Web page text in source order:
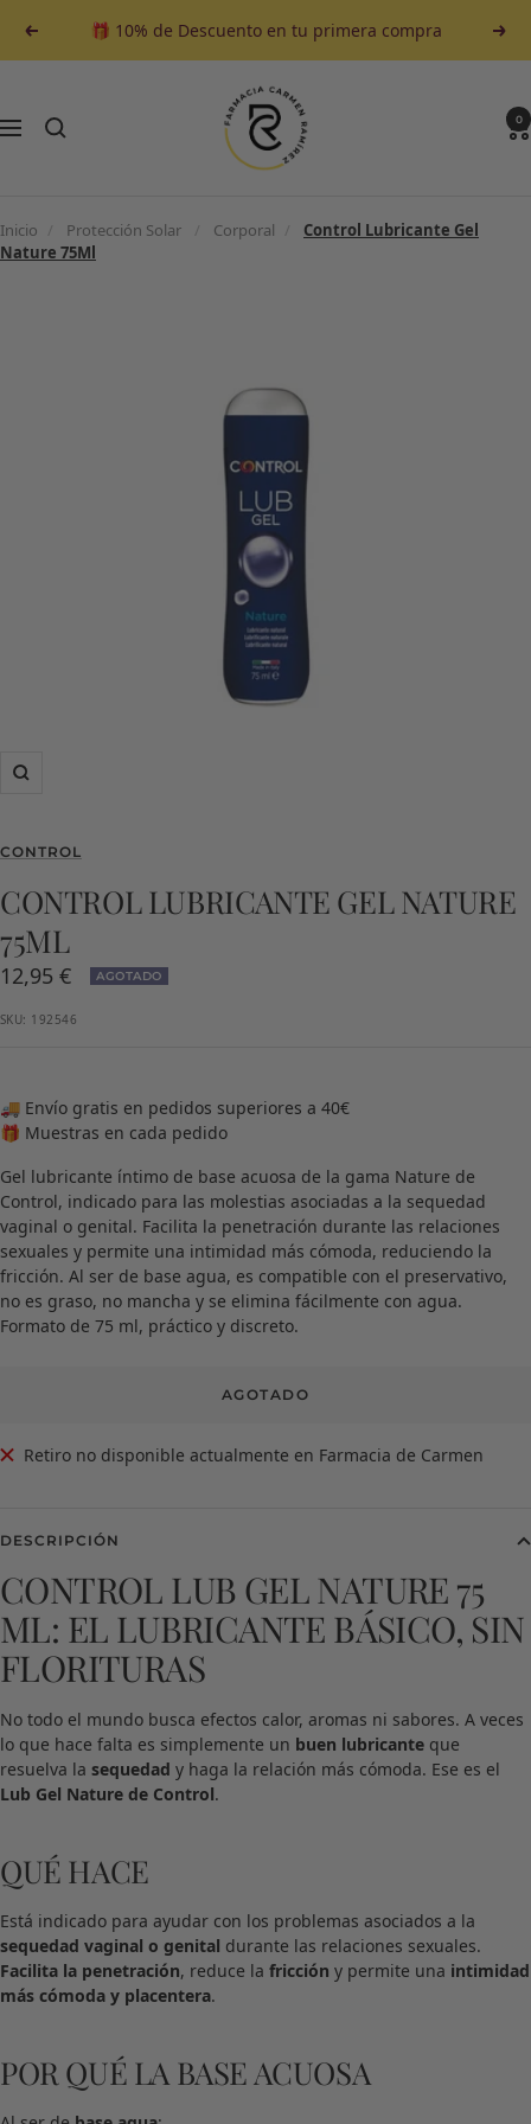
contenido
Anterior 🎁 10% de Descuento en tu primera compra
Navegación
Farmacia
Carmen
Ramirez
0
Inicio Protección Solar Corporal
Control Lubricante Gel
Nature 75Ml
Zoom
CONTROL
CONTROL LUBRICANTE GEL NATURE
75ML
Precio
12,95 € AGOTADO
SKU: 192546
🚚 Envío gratis en pedidos superiores a 40€
🎁 Muestras en cada pedido
Gel lubricante íntimo de base acuosa de la gama Nature de
Control, indicado para las molestias asociadas a la sequedad
vaginal o genital. Facilita la penetración durante las relaciones
sexuales y permite una intimidad más cómoda, reduciendo la
fricción. Al ser de base agua, es compatible con el preservativo,
no es graso, no mancha y se elimina fácilmente con agua.
Formato de 75 ml, práctico y discreto.
AGOTADO
Retiro no disponible actualmente en Farmacia de Carmen
DESCRIPCIÓN
CONTROL LUB GEL NATURE 75
ML: EL LUBRICANTE BÁSICO, SIN
FLORITURAS
No todo el mundo busca efectos calor, aromas ni sabores. A veces
lo que hace falta es simplemente un buen lubricante que
resuelva la sequedad y haga la relación más cómoda. Ese es el
Lub Gel Nature de Control.
QUÉ HACE
Está indicado para ayudar con los problemas asociados a la
sequedad vaginal o genital durante las relaciones sexuales.
Facilita la penetración, reduce la fricción y permite una intimidad
más cómoda y placentera.
POR QUÉ LA BASE ACUOSA